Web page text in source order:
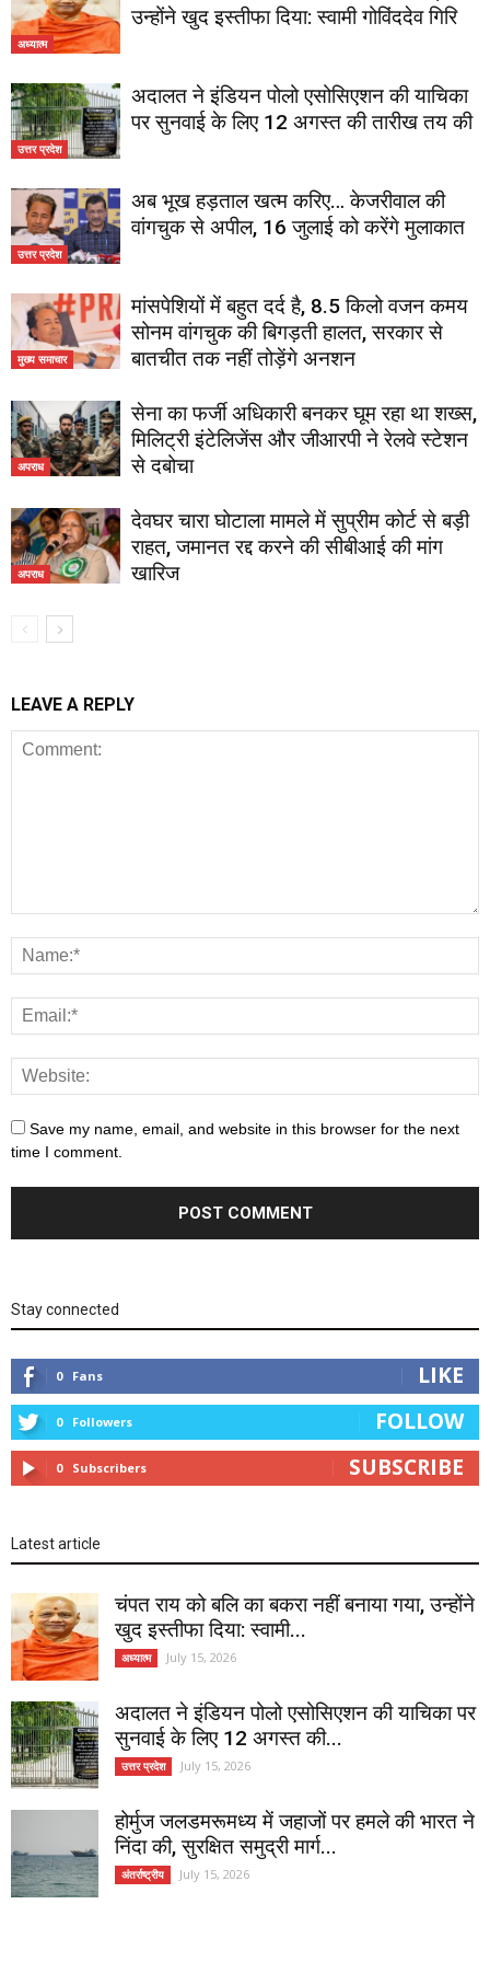
अध्यात्म
उन्होंने खुद इस्तीफा दिया: स्वामी गोविंददेव गिरि
उत्तर प्रदेश
अदालत ने इंडियन पोलो एसोसिएशन की याचिका
पर सुनवाई के लिए 12 अगस्त की तारीख तय की
उत्तर प्रदेश
अब भूख हड़ताल खत्म करिए… केजरीवाल की
वांगचुक से अपील, 16 जुलाई को करेंगे मुलाकात
मुख्य समाचार
मांसपेशियों में बहुत दर्द है, 8.5 किलो वजन कमय
सोनम वांगचुक की बिगड़ती हालत, सरकार से
बातचीत तक नहीं तोड़ेंगे अनशन
अपराध
सेना का फर्जी अधिकारी बनकर घूम रहा था शख्स,
मिलिट्री इंटेलिजेंस और जीआरपी ने रेलवे स्टेशन
से दबोचा
अपराध
देवघर चारा घोटाला मामले में सुप्रीम कोर्ट से बड़ी
राहत, जमानत रद्द करने की सीबीआई की मांग
खारिज
LEAVE A REPLY
Save my name, email, and website in this browser for the next
time I comment.
Stay connected
0 Fans LIKE
0 Followers FOLLOW
0 Subscribers SUBSCRIBE
Latest article
चंपत राय को बलि का बकरा नहीं बनाया गया, उन्होंने
खुद इस्तीफा दिया: स्वामी...
अध्यात्म July 15, 2026
अदालत ने इंडियन पोलो एसोसिएशन की याचिका पर
सुनवाई के लिए 12 अगस्त की...
उत्तर प्रदेश July 15, 2026
होर्मुज जलडमरूमध्य में जहाजों पर हमले की भारत ने
निंदा की, सुरक्षित समुद्री मार्ग...
अंतर्राष्ट्रीय July 15, 2026